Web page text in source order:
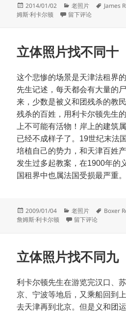
发
布
2014/01/02
分
类
老照片
标
James
姆斯·利卡尔顿
于1900年上海的三个
留下评论
立体照片找不同十
这个悲惨的场景是天津法租界
先生记述，每天都会有大量的
来，少数是被义和团残杀的教
残杀的百姓，用利卡尔顿先生
上不可能有活物！岸上的建筑
已经不成样子了。19世纪末法
培植自己的势力，和天津百姓
发生过多起教案，在1900年的
国租界中也属法国受损最严重。
发
布
2009/01/04
分
类
老照片
标
Boxer
詹姆斯·利卡尔顿
于立体照片找不同十
留下评论
立体照片找不同九
利卡尔顿先生在游览完汉口、
京、宁波等地后，又乘船回到
去天津再到北京。但是义和团